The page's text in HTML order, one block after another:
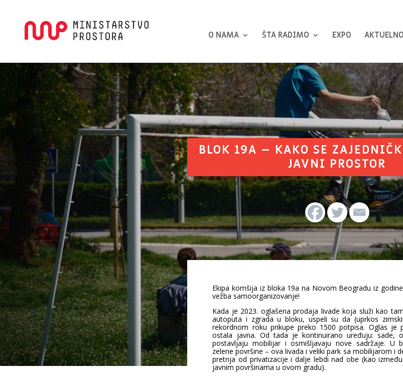
O NAMA ŠTA RADIMO EXPO AKTUELNO
BLOK 19A – KAKO SE
JAVNI PROSTOR
Ekipa komšija iz bloka 19a na Novom Beogradu iz
vežba samoorganizovanje!
Kada je 2023. oglašena prodaja livade koja služi kao
autoputa i zgrada u bloku, uspeli su da (uprkos
rekordnom roku prikupe preko 1500 potpisa. Oglas je
ostala javna. Od tada je kontinuirano uređuju: sade,
postavljaju mobilijar i osmišljavaju nove sadržaje. U
zelene površine – ova livada i veliki park sa mobilijarom i
pretnja od privatizacije i dalje lebdi nad obe (kao
javnim površinama u ovom gradu).